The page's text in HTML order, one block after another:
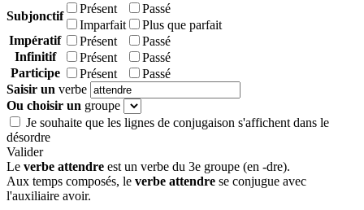
Subjonctif
Présent
Passé
Imparfait
Plus que parfait
Impératif
Présent
Passé
Infinitif
Présent
Passé
Participe
Présent
Passé
Saisir un verbe
Ou choisir un groupe
Je souhaite que les lignes de conjugaison s'affichent dans le
désordre
Valider
Le verbe attendre est un verbe du 3e groupe (en -dre).
Aux temps composés, le verbe attendre se conjugue avec
l'auxiliaire avoir.